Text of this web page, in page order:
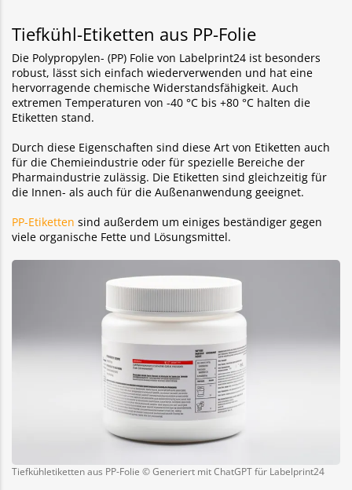
Tiefkühletiketten aus PP-Folie © Generiert mit ChatGPT für Labelprint24
Tiefkühl-Etiketten aus PP-Folie
Die Polypropylen- (PP) Folie von Labelprint24 ist besonders
robust, lässt sich einfach wiederverwenden und hat eine
hervorragende chemische Widerstandsfähigkeit. Auch
extremen Temperaturen von -40 °C bis +80 °C halten die
Etiketten stand.
Durch diese Eigenschaften sind diese Art von Etiketten auch
für die Chemieindustrie oder für spezielle Bereiche der
Pharmaindustrie zulässig. Die Etiketten sind gleichzeitig für
die Innen- als auch für die Außenanwendung geeignet.
PP-Etiketten sind außerdem um einiges beständiger gegen
viele organische Fette und Lösungsmittel.